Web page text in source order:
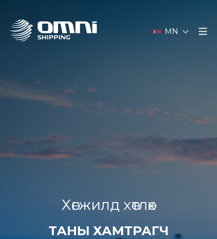
MN
Хөгжилд хөтлөх
ТАНЫ ХАМТРАГЧ